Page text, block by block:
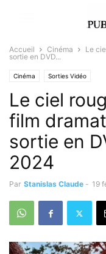
Accueil Cinéma
Le
sortie en DVD...
Cinéma Sorties Vidéo
Le ciel
film
sortie en
2024
Par Stanislas Claude - 19